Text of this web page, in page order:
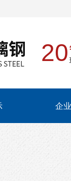
20
企